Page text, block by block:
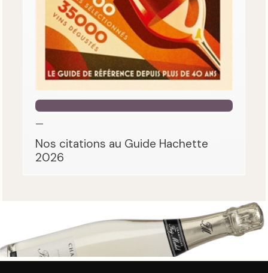
—
Nos citations au Guide Hachette
2026